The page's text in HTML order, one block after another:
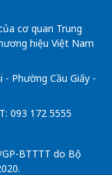
cơ quan Trung
hiệu Việt Nam
Phường Cầu Giấy -
093 172 5555
BTTTT do Bộ